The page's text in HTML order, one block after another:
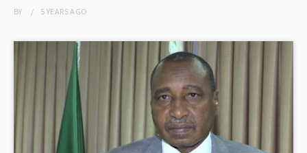
BY 5 YEARSAGO